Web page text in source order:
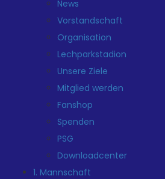
News
Vorstandschaft
Organisation
Lechparkstadion
Unsere Ziele
Mitglied werden
Fanshop
Spenden
PSG
Downloadcenter
1. Mannschaft